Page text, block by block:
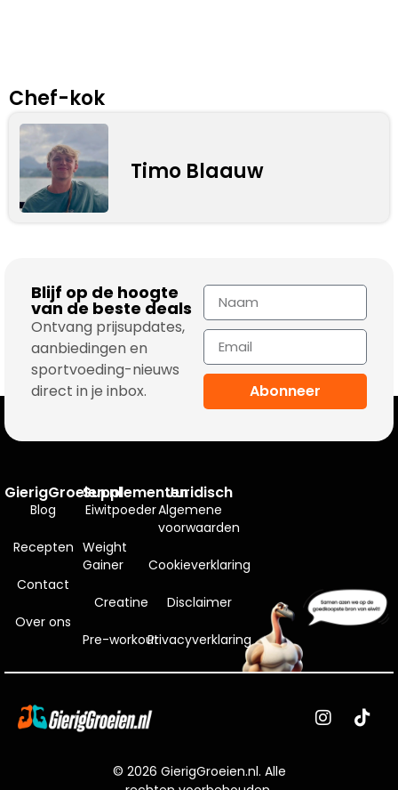
Chef-kok
Timo Blaauw
Blijf op de hoogte
van de beste deals
Ontvang prijsupdates,
aanbiedingen en
sportvoeding-nieuws
direct in je inbox.
Abonneer
GierigGroeien.nl
Blog
Recepten
Contact
Over ons
Supplementen
Eiwitpoeder
Weight
Gainer
Creatine
Pre-workout
Juridisch
Algemene
voorwaarden
Cookieverklaring
Disclaimer
Privacyverklaring
© 2026 GierigGroeien.nl. Alle